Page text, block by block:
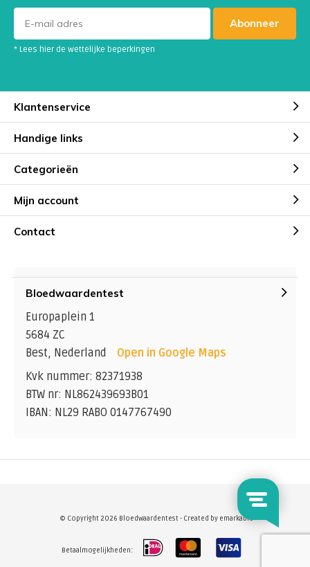
Abonneer
* Lees hier de wettelijke beperkingen
Klantenservice
Handige links
Categorieën
Mijn account
Contact
Bloedwaardentest
Europaplein 1
5684 ZC
Best, Nederland
Open in Google Maps
Kvk nummer: 82371938
BTW nr: NL862439693B01
IBAN: NL29 RABO 0147767490
© Copyright 2026 Bloedwaardentest - Created by emarkable
Betaalmogelijkheden: